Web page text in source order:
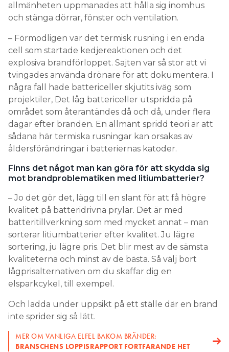
allmänheten uppmanades att hålla sig inomhus
och stänga dörrar, fönster och ventilation.
– Förmodligen var det termisk rusning i en enda
cell som startade kedjereaktionen och det
explosiva brandförloppet. Sajten var så stor att vi
tvingades använda drönare för att dokumentera. I
några fall hade battericeller skjutits iväg som
projektiler, Det låg battericeller utspridda på
området som återantändes då och då, under flera
dagar efter branden. En allmänt spridd teori är att
sådana här termiska rusningar kan orsakas av
åldersförändringar i batteriernas katoder.
Finns det något man kan göra för att skydda sig
mot brandproblematiken med litiumbatterier?
– Jo det gör det, lägg till en slant för att få högre
kvalitet på batteridrivna prylar. Det är med
batteritillverkning som med mycket annat – man
sorterar litiumbatterier efter kvalitet. Ju lägre
sortering, ju lägre pris. Det blir mest av de sämsta
kvaliteterna och minst av de bästa. Så välj bort
lågprisalternativen om du skaffar dig en
elsparkcykel, till exempel.
Och ladda under uppsikt på ett ställe där en brand
inte sprider sig så lätt.
MER OM VANLIGA ELFEL BAKOM BRÄNDER:
BRANSCHENS LOPPISRAPPORT FORTFARANDE HET